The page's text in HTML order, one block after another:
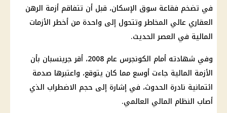
في تضخم فقاعة سوق الإسكان، قبل أن تتفاقم أزمة الرهن
العقاري عالي المخاطر وتتحول إلى واحدة من أخطر الأزمات
المالية في العصر الحديث.
وفي شهادته أمام الكونجرس عام 2008، أقر جرينسبان بأن
الأزمة المالية جاءت أوسع مما كان يتوقع، واعتبرها صدمة
ائتمانية نادرة الحدوث، في إشارة إلى حجم الاضطراب الذي
أصاب النظام المالي العالمي.